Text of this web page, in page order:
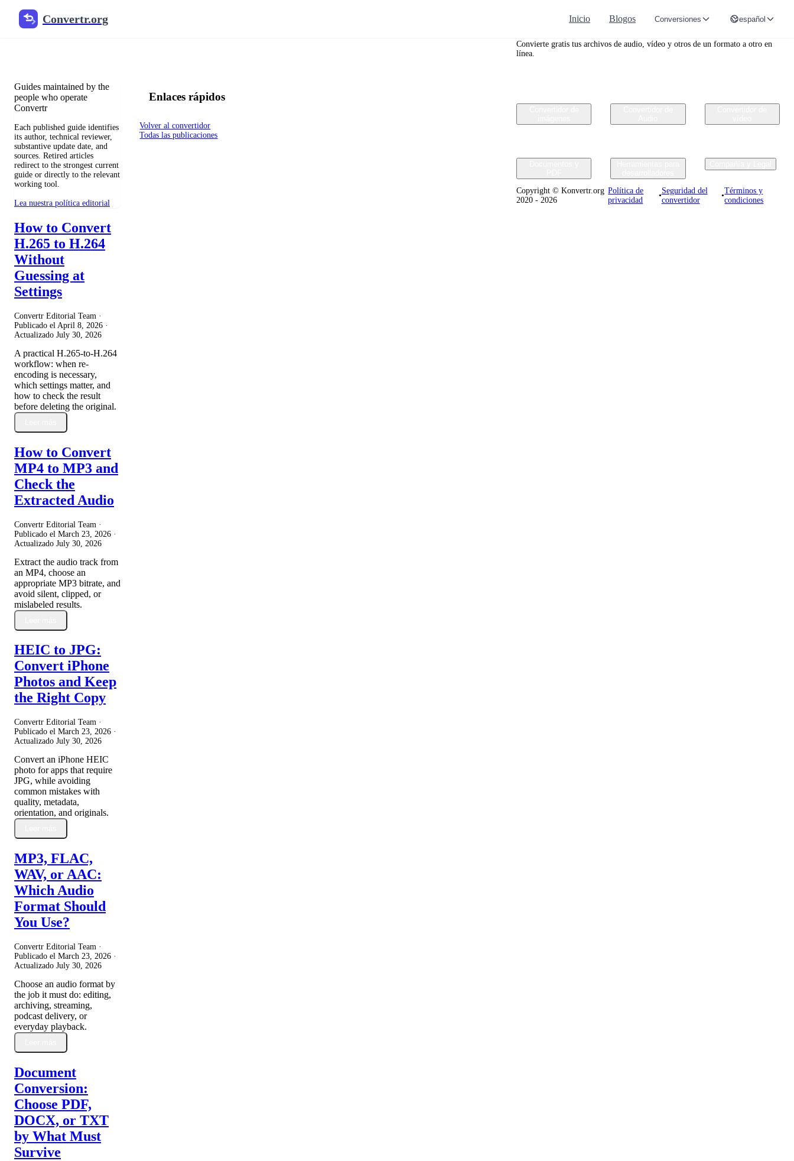
Convertr.org Inicio Blogos Conversiones español
Blog de conversión de archivos
Guides maintained by the
people who operate
Convertr
Each published guide identifies
its author, technical reviewer,
substantive update date, and
sources. Retired articles
redirect to the strongest current
guide or directly to the relevant
working tool.
Lea nuestra política editorial
How to Convert
H.265 to H.264
Without
Guessing at
Settings
Convertr Editorial Team ·
Publicado el April 8, 2026 ·
Actualizado July 30, 2026
A practical H.265-to-H.264
workflow: when re-
encoding is necessary,
which settings matter, and
how to check the result
before deleting the original.
How to Convert
MP4 to MP3 and
Check the
Extracted Audio
Convertr Editorial Team ·
Publicado el March 23, 2026 ·
Actualizado July 30, 2026
Extract the audio track from
an MP4, choose an
appropriate MP3 bitrate, and
avoid silent, clipped, or
mislabeled results.
HEIC to JPG:
Convert iPhone
Photos and Keep
the Right Copy
Convertr Editorial Team ·
Publicado el March 23, 2026 ·
Actualizado July 30, 2026
Convert an iPhone HEIC
photo for apps that require
JPG, while avoiding
common mistakes with
quality, metadata,
orientation, and originals.
MP3, FLAC,
WAV, or AAC:
Which Audio
Format Should
You Use?
Convertr Editorial Team ·
Publicado el March 23, 2026 ·
Actualizado July 30, 2026
Choose an audio format by
the job it must do: editing,
archiving, streaming,
podcast delivery, or
everyday playback.
Document
Conversion:
Choose PDF,
DOCX, or TXT
by What Must
Survive
Enlaces rápidos
Volver al convertidor
Todas las publicaciones
Convertr.org
Convierte gratis tus archivos de audio, vídeo y otros de un formato a otro en
línea.
Copyright © Konvertr.org
2020 - 2026
Política de
privacidad
•
Seguridad del
convertidor
•
Términos y
condiciones